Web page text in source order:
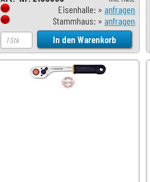
Eisenhalle: » anfragen
Stammhaus: » anfragen